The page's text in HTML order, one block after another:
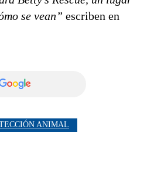
se vean” escriben en
ANIMAL